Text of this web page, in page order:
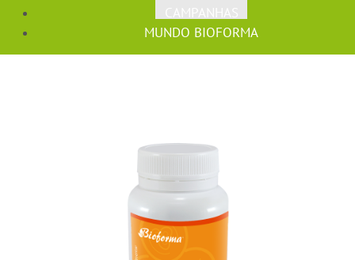
MUNDO BIOFORMA